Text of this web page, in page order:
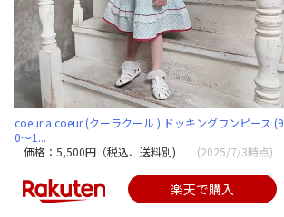
coeur a coeur (クーラクール ) ドッキングワンピース (9
0〜1...
価格：5,500円（税込、送料別)
(2025/7/3時点)
楽天で購入